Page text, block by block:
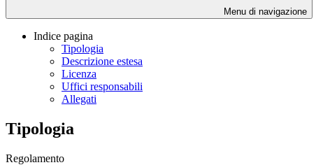
Menu di navigazione
Indice pagina
Tipologia
Descrizione estesa
Licenza
Uffici responsabili
Allegati
Tipologia
Regolamento